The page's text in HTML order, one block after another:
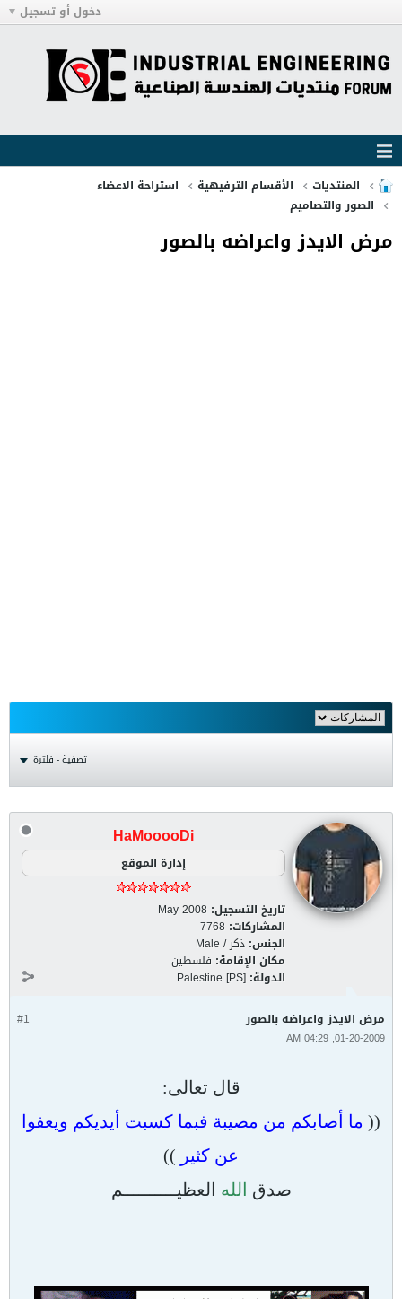
دخول أو تسجيل
المنتديات الأقسام الترفيهية
استراحة الاعضاء
الصور والتصاميم
مرض الايدز واعراضه بالصور
تصفية - فلترة
HaMooooDi
إدارة الموقع
تاريخ التسجيل: May 2008
المشاركات: 7768
الجنس: ذكر / Male
مكان الإقامة: فلسطين
الدولة: Palestine [PS]
#1 مرض الايدز واعراضه بالصور
01-20-2009, 04:29 AM
قال تعالى:
(( ما أصابكم من مصيبة فبما كسبت أيديكم ويعفوا
عن كثير ))
صدق الله العظيــــــــــم